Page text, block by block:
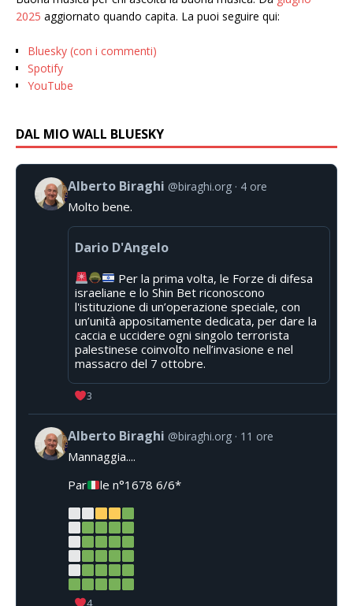
2025 aggiornato quando capita. La puoi seguire qui:
Bluesky (con i commenti)
Spotify
YouTube
DAL MIO WALL BLUESKY
Alberto Biraghi @biraghi.org 4 ore
Molto bene.
Dario D'Angelo
Per la prima volta, le Forze di difesa
israeliane e lo Shin Bet riconoscono
l'istituzione di un’operazione speciale, con
un’unità appositamente dedicata, per dare la
caccia e uccidere ogni singolo terrorista
palestinese coinvolto nell’invasione e nel
massacro del 7 ottobre.
3
Alberto Biraghi @biraghi.org 11 ore
Mannaggia....
Par
le n°1678 6/6*
4